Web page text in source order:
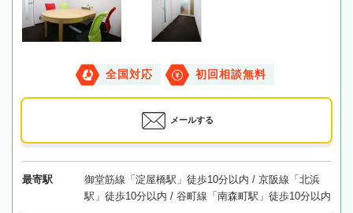
全国対応 初回相談無料
メールする
最寄駅
御堂筋線「淀屋橋駅」徒歩10分以内 / 京阪線「北浜
駅」徒歩10分以内 / 谷町線「南森町駅」徒歩10分以内